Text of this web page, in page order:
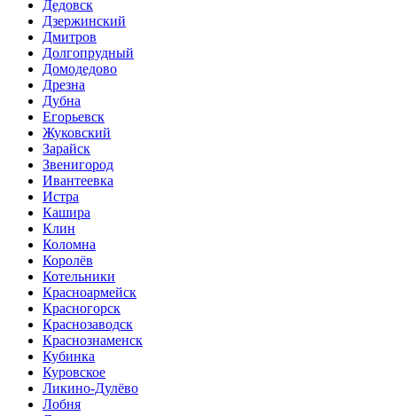
Дедовск
Дзержинский
Дмитров
Долгопрудный
Домодедово
Дрезна
Дубна
Егорьевск
Жуковский
Зарайск
Звенигород
Ивантеевка
Истра
Кашира
Клин
Коломна
Королёв
Котельники
Красноармейск
Красногорск
Краснозаводск
Краснознаменск
Кубинка
Куровское
Ликино-Дулёво
Лобня